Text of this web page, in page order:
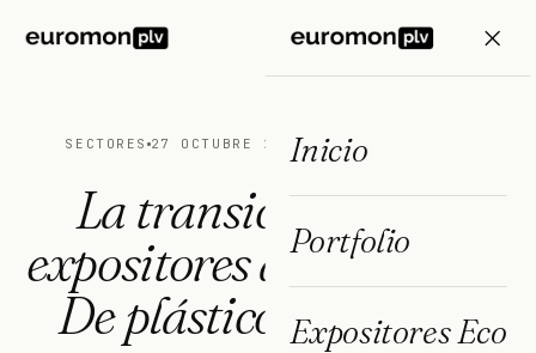
ES FR
Inicio
Portfolio
Expositores Eco
SECTORES 27 OCTUBRE 2023 3 MIN DE LECTURA
La transición de los
expositores de farmacia:
De plástico a madera